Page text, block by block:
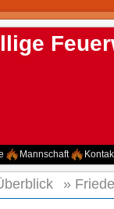
Mannschaft
»